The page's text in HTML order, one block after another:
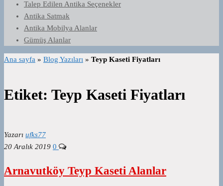
Talep Edilen Antika Seçenekler
Antika Satmak
Antika Mobilya Alanlar
Gümüş Alanlar
Ana sayfa » Blog Yazıları » Teyp Kaseti Fiyatları
Etiket: Teyp Kaseti Fiyatları
Yazarı ufks77
20 Aralık 2019 0
Arnavutköy Teyp Kaseti Alanlar